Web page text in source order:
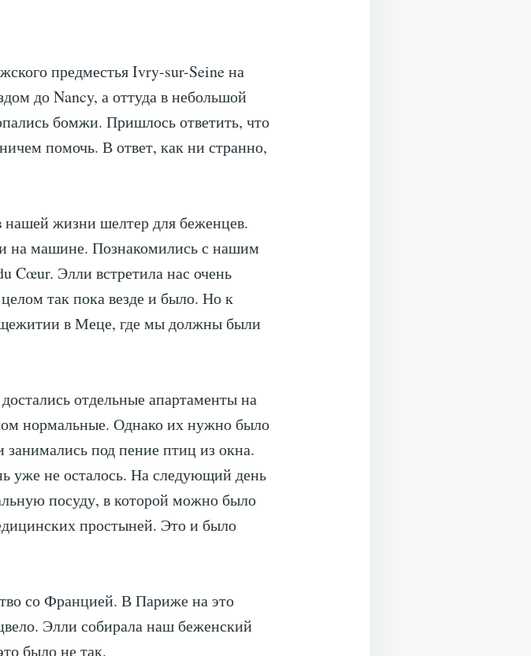
предместья Ivry-sur-Seine на
до Nancy, а оттуда в небольшой
бомжи. Пришлось ответить, что
помочь. В ответ, как ни странно,
жизни шелтер для беженцев.
на машине. Познакомились с нашим
Cœur. Элли встретила нас очень
так пока везде и было. Но к
в Меце, где мы должны были
отдельные апартаменты на
нормальные. Однако их нужно было
под пение птиц из окна.
уже не осталось. На следующий день
посуду, в которой можно было
простыней. Это и было
со Францией. В Париже на это
Элли собирала наш беженский
было не так.